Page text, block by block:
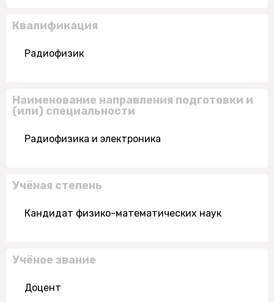
Квалификация
Радиофизик
Наименование направления подготовки и
(или) специальности
Радиофизика и электроника
Учёная степень
Кандидат физико-математических наук
Учёное звание
Доцент